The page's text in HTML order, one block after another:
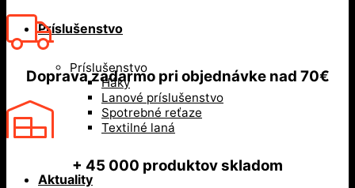
Príslušenstvo
Príslušenstvo
Háky
Lanové príslušenstvo
Spotrebné reťaze
Textilné laná
Aktuality
Doprava zadarmo pri objednávke nad 70€
+ 45 000 produktov skladom